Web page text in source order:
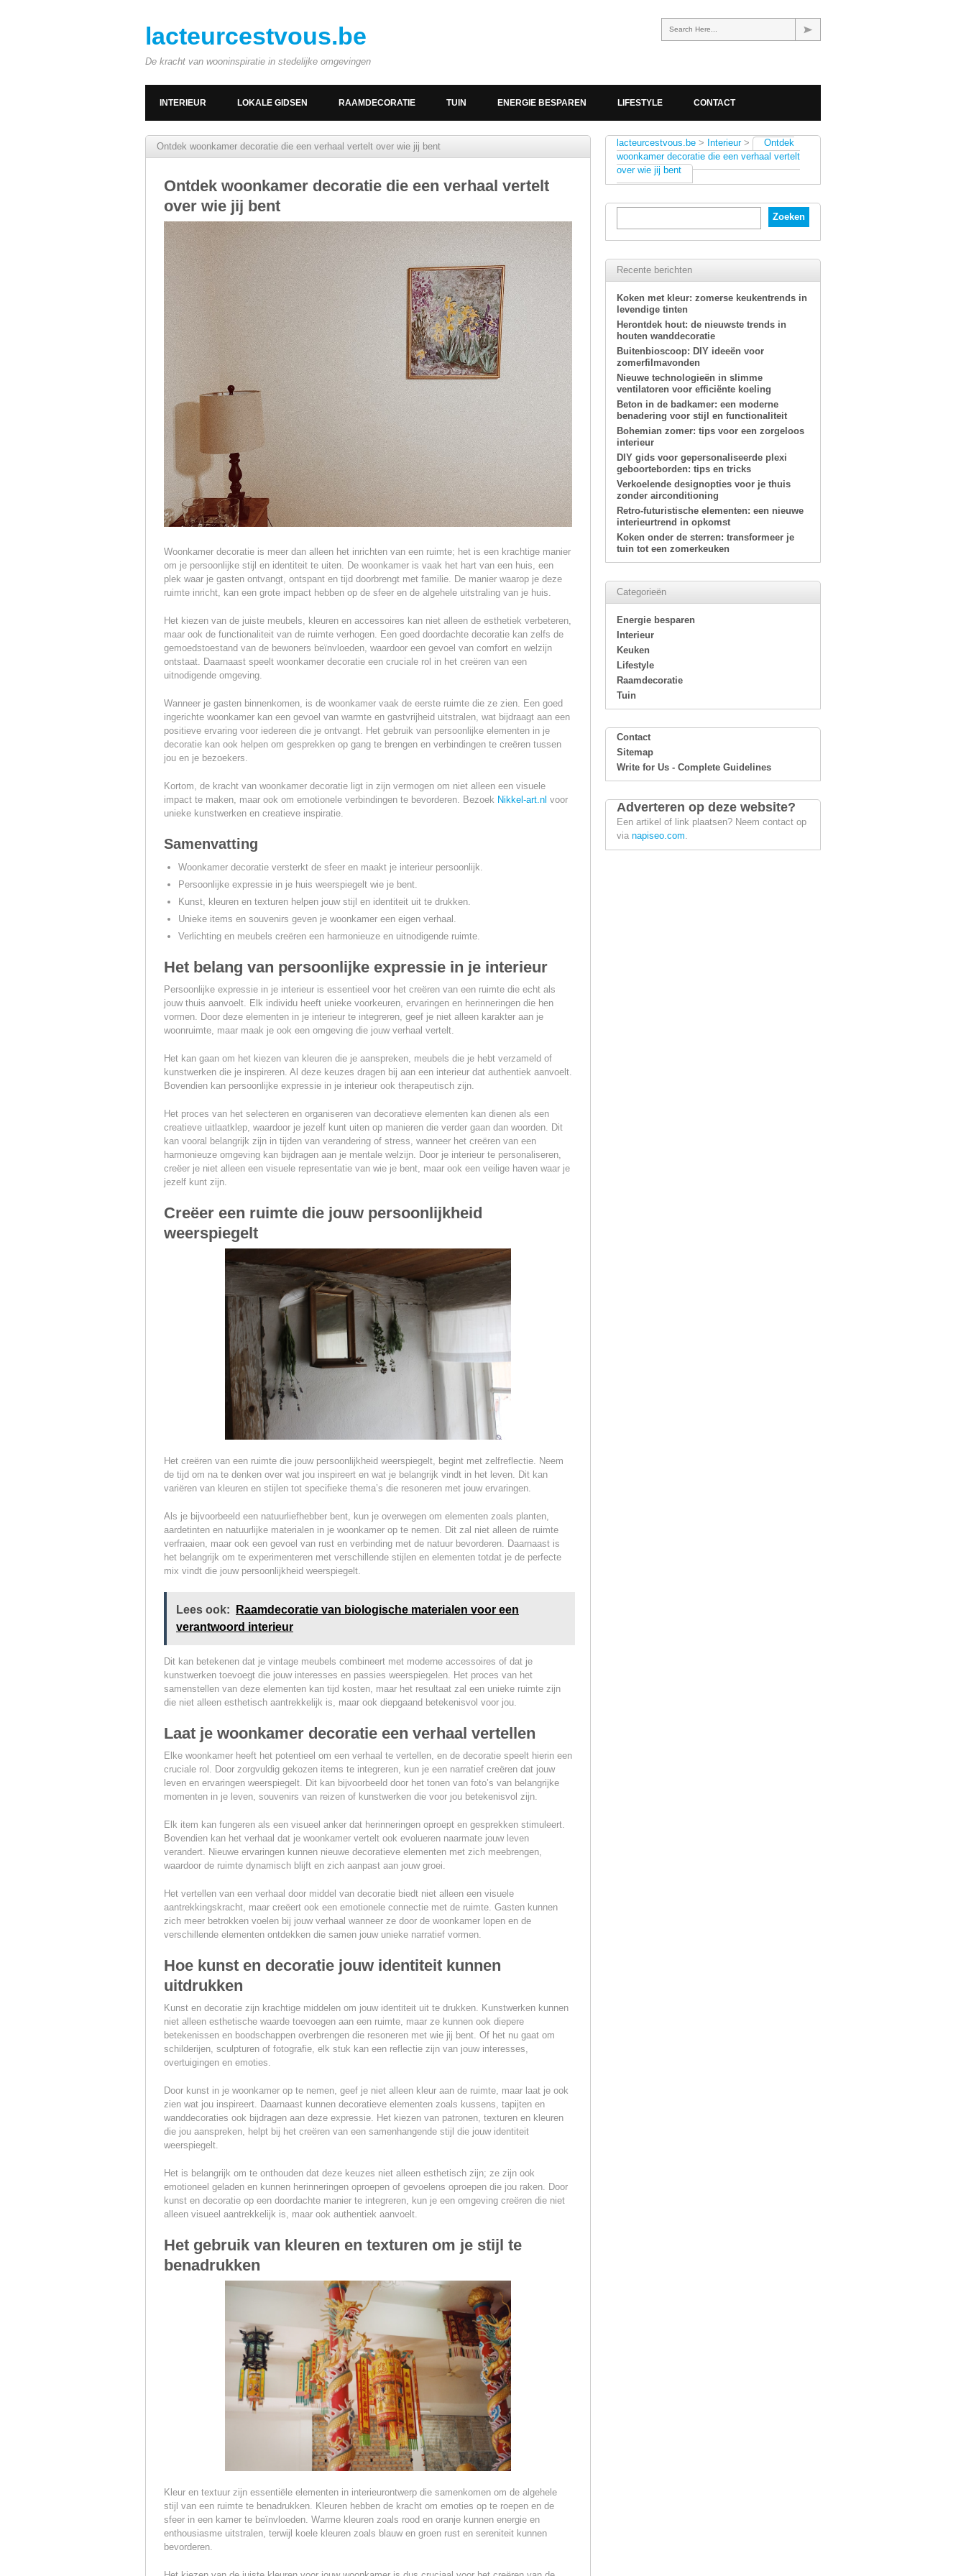
Search Here...
lacteurcestvous.be
De kracht van wooninspiratie in stedelijke omgevingen
INTERIEUR LOKALE GIDSEN RAAMDECORATIE TUIN ENERGIE BESPAREN LIFESTYLE CONTACT
Ontdek woonkamer decoratie die een verhaal vertelt over wie jij bent
Ontdek woonkamer decoratie die een verhaal vertelt
over wie jij bent
Woonkamer decoratie is meer dan alleen het inrichten van een ruimte; het is een krachtige manier
om je persoonlijke stijl en identiteit te uiten. De woonkamer is vaak het hart van een huis, een
plek waar je gasten ontvangt, ontspant en tijd doorbrengt met familie. De manier waarop je deze
ruimte inricht, kan een grote impact hebben op de sfeer en de algehele uitstraling van je huis.
Het kiezen van de juiste meubels, kleuren en accessoires kan niet alleen de esthetiek verbeteren,
maar ook de functionaliteit van de ruimte verhogen. Een goed doordachte decoratie kan zelfs de
gemoedstoestand van de bewoners beïnvloeden, waardoor een gevoel van comfort en welzijn
ontstaat. Daarnaast speelt woonkamer decoratie een cruciale rol in het creëren van een
uitnodigende omgeving.
Wanneer je gasten binnenkomen, is de woonkamer vaak de eerste ruimte die ze zien. Een goed
ingerichte woonkamer kan een gevoel van warmte en gastvrijheid uitstralen, wat bijdraagt aan een
positieve ervaring voor iedereen die je ontvangt. Het gebruik van persoonlijke elementen in je
decoratie kan ook helpen om gesprekken op gang te brengen en verbindingen te creëren tussen
jou en je bezoekers.
Kortom, de kracht van woonkamer decoratie ligt in zijn vermogen om niet alleen een visuele
impact te maken, maar ook om emotionele verbindingen te bevorderen. Bezoek Nikkel-art.nl voor
unieke kunstwerken en creatieve inspiratie.
Samenvatting
Woonkamer decoratie versterkt de sfeer en maakt je interieur persoonlijk.
Persoonlijke expressie in je huis weerspiegelt wie je bent.
Kunst, kleuren en texturen helpen jouw stijl en identiteit uit te drukken.
Unieke items en souvenirs geven je woonkamer een eigen verhaal.
Verlichting en meubels creëren een harmonieuze en uitnodigende ruimte.
Het belang van persoonlijke expressie in je interieur
Persoonlijke expressie in je interieur is essentieel voor het creëren van een ruimte die echt als
jouw thuis aanvoelt. Elk individu heeft unieke voorkeuren, ervaringen en herinneringen die hen
vormen. Door deze elementen in je interieur te integreren, geef je niet alleen karakter aan je
woonruimte, maar maak je ook een omgeving die jouw verhaal vertelt.
Het kan gaan om het kiezen van kleuren die je aanspreken, meubels die je hebt verzameld of
kunstwerken die je inspireren. Al deze keuzes dragen bij aan een interieur dat authentiek aanvoelt.
Bovendien kan persoonlijke expressie in je interieur ook therapeutisch zijn.
Het proces van het selecteren en organiseren van decoratieve elementen kan dienen als een
creatieve uitlaatklep, waardoor je jezelf kunt uiten op manieren die verder gaan dan woorden. Dit
kan vooral belangrijk zijn in tijden van verandering of stress, wanneer het creëren van een
harmonieuze omgeving kan bijdragen aan je mentale welzijn. Door je interieur te personaliseren,
creëer je niet alleen een visuele representatie van wie je bent, maar ook een veilige haven waar je
jezelf kunt zijn.
Creëer een ruimte die jouw persoonlijkheid
weerspiegelt
Het creëren van een ruimte die jouw persoonlijkheid weerspiegelt, begint met zelfreflectie. Neem
de tijd om na te denken over wat jou inspireert en wat je belangrijk vindt in het leven. Dit kan
variëren van kleuren en stijlen tot specifieke thema’s die resoneren met jouw ervaringen.
Als je bijvoorbeeld een natuurliefhebber bent, kun je overwegen om elementen zoals planten,
aardetinten en natuurlijke materialen in je woonkamer op te nemen. Dit zal niet alleen de ruimte
verfraaien, maar ook een gevoel van rust en verbinding met de natuur bevorderen. Daarnaast is
het belangrijk om te experimenteren met verschillende stijlen en elementen totdat je de perfecte
mix vindt die jouw persoonlijkheid weerspiegelt.
Lees ook:
Raamdecoratie van biologische materialen voor een
verantwoord interieur
Dit kan betekenen dat je vintage meubels combineert met moderne accessoires of dat je
kunstwerken toevoegt die jouw interesses en passies weerspiegelen. Het proces van het
samenstellen van deze elementen kan tijd kosten, maar het resultaat zal een unieke ruimte zijn
die niet alleen esthetisch aantrekkelijk is, maar ook diepgaand betekenisvol voor jou.
Laat je woonkamer decoratie een verhaal vertellen
Elke woonkamer heeft het potentieel om een verhaal te vertellen, en de decoratie speelt hierin een
cruciale rol. Door zorgvuldig gekozen items te integreren, kun je een narratief creëren dat jouw
leven en ervaringen weerspiegelt. Dit kan bijvoorbeeld door het tonen van foto’s van belangrijke
momenten in je leven, souvenirs van reizen of kunstwerken die voor jou betekenisvol zijn.
Elk item kan fungeren als een visueel anker dat herinneringen oproept en gesprekken stimuleert.
Bovendien kan het verhaal dat je woonkamer vertelt ook evolueren naarmate jouw leven
verandert. Nieuwe ervaringen kunnen nieuwe decoratieve elementen met zich meebrengen,
waardoor de ruimte dynamisch blijft en zich aanpast aan jouw groei.
Het vertellen van een verhaal door middel van decoratie biedt niet alleen een visuele
aantrekkingskracht, maar creëert ook een emotionele connectie met de ruimte. Gasten kunnen
zich meer betrokken voelen bij jouw verhaal wanneer ze door de woonkamer lopen en de
verschillende elementen ontdekken die samen jouw unieke narratief vormen.
Hoe kunst en decoratie jouw identiteit kunnen
uitdrukken
Kunst en decoratie zijn krachtige middelen om jouw identiteit uit te drukken. Kunstwerken kunnen
niet alleen esthetische waarde toevoegen aan een ruimte, maar ze kunnen ook diepere
betekenissen en boodschappen overbrengen die resoneren met wie jij bent. Of het nu gaat om
schilderijen, sculpturen of fotografie, elk stuk kan een reflectie zijn van jouw interesses,
overtuigingen en emoties.
Door kunst in je woonkamer op te nemen, geef je niet alleen kleur aan de ruimte, maar laat je ook
zien wat jou inspireert. Daarnaast kunnen decoratieve elementen zoals kussens, tapijten en
wanddecoraties ook bijdragen aan deze expressie. Het kiezen van patronen, texturen en kleuren
die jou aanspreken, helpt bij het creëren van een samenhangende stijl die jouw identiteit
weerspiegelt.
Het is belangrijk om te onthouden dat deze keuzes niet alleen esthetisch zijn; ze zijn ook
emotioneel geladen en kunnen herinneringen oproepen of gevoelens oproepen die jou raken. Door
kunst en decoratie op een doordachte manier te integreren, kun je een omgeving creëren die niet
alleen visueel aantrekkelijk is, maar ook authentiek aanvoelt.
Het gebruik van kleuren en texturen om je stijl te
benadrukken
Kleur en textuur zijn essentiële elementen in interieurontwerp die samenkomen om de algehele
stijl van een ruimte te benadrukken. Kleuren hebben de kracht om emoties op te roepen en de
sfeer in een kamer te beïnvloeden. Warme kleuren zoals rood en oranje kunnen energie en
enthousiasme uitstralen, terwijl koele kleuren zoals blauw en groen rust en sereniteit kunnen
bevorderen.
lacteurcestvous.be > Interieur>
Ontdek
woonkamer decoratie die een verhaal vertelt
over wie jij bent
Recente berichten
Koken met kleur: zomerse keukentrends in
levendige tinten
Herontdek hout: de nieuwste trends in
houten wanddecoratie
Buitenbioscoop: DIY ideeën voor
zomerfilmavonden
Nieuwe technologieën in slimme
ventilatoren voor efficiënte koeling
Beton in de badkamer: een moderne
benadering voor stijl en functionaliteit
Bohemian zomer: tips voor een zorgeloos
interieur
DIY gids voor gepersonaliseerde plexi
geboorteborden: tips en tricks
Verkoelende designopties voor je thuis
zonder airconditioning
Retro-futuristische elementen: een nieuwe
interieurtrend in opkomst
Koken onder de sterren: transformeer je
tuin tot een zomerkeuken
Categorieën
Energie besparen
Interieur
Keuken
Lifestyle
Raamdecoratie
Tuin
Contact
Sitemap
Write for Us - Complete Guidelines
Adverteren op deze website?
Een artikel of link plaatsen? Neem contact op
via napiseo.com.